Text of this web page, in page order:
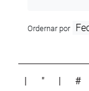
Ordernar por
| " | #